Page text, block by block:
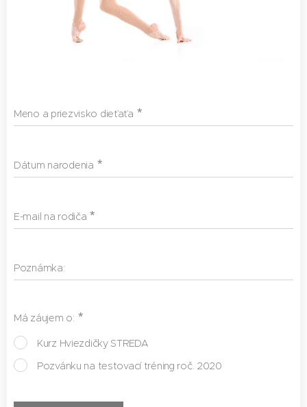
Meno a priezvisko dieťaťa
Dátum narodenia
E-mail na rodiča
Poznámka:
Má záujem o:
Kurz Hviezdičky STREDA
Pozvánku na testovací tréning roč. 2020